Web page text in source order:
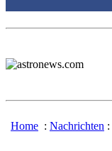
Home : Nachrichten :